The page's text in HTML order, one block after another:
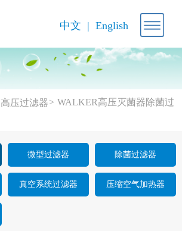
中文 English
高压过滤器> WALKER高压灭菌器除菌过
微型过滤器 除菌过滤器
真空系统过滤器 压缩空气加热器